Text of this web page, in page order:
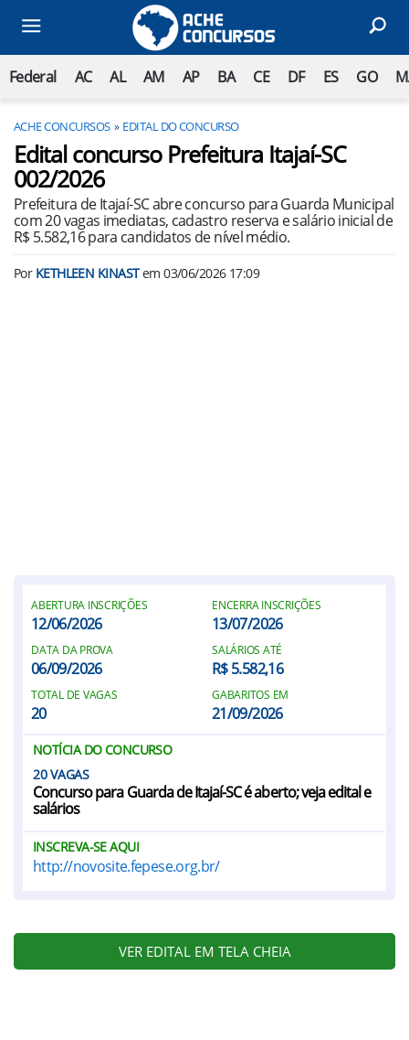
Federal AC AL AM AP BA CE DF ES GO
ACHE CONCURSOS EDITAL DO CONCURSO
Edital concurso Prefeitura Itajaí-SC
002/2026
Prefeitura de Itajaí-SC abre concurso para Guarda Municipal
com 20 vagas imediatas, cadastro reserva e salário inicial de
R$ 5.582,16 para candidatos de nível médio.
Por KETHLEEN KINASTem03/06/2026 17:09
ABERTURA INSCRIÇÕES
12/06/2026
ENCERRA INSCRIÇÕES
13/07/2026
DATA DA PROVA
06/09/2026
SALÁRIOS ATÉ
R$ 5.582,16
TOTAL DE VAGAS
20
GABARITOS EM
21/09/2026
NOTÍCIA DO CONCURSO
20
Concurso para Guarda de Itajaí-SC é aberto; veja edital e
salários
INSCREVA-SE AQUI
http://novosite.fepese.org.br/
VER EDITAL EM TELA CHEIA